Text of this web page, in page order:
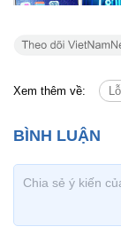
Xem thêm về: